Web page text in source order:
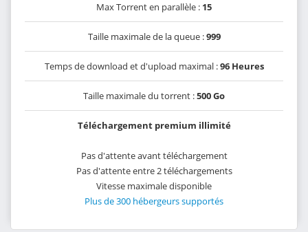
Max Torrent en parallèle : 15
Taille maximale de la queue :999
Temps de download et d'upload maximal :96 Heures
Taille maximale du torrent :500 Go
Téléchargement premium illimité
Pas d'attente avant téléchargement
Pas d'attente entre 2 téléchargements
Vitesse maximale disponible
Plus de 300 hébergeurs supportés